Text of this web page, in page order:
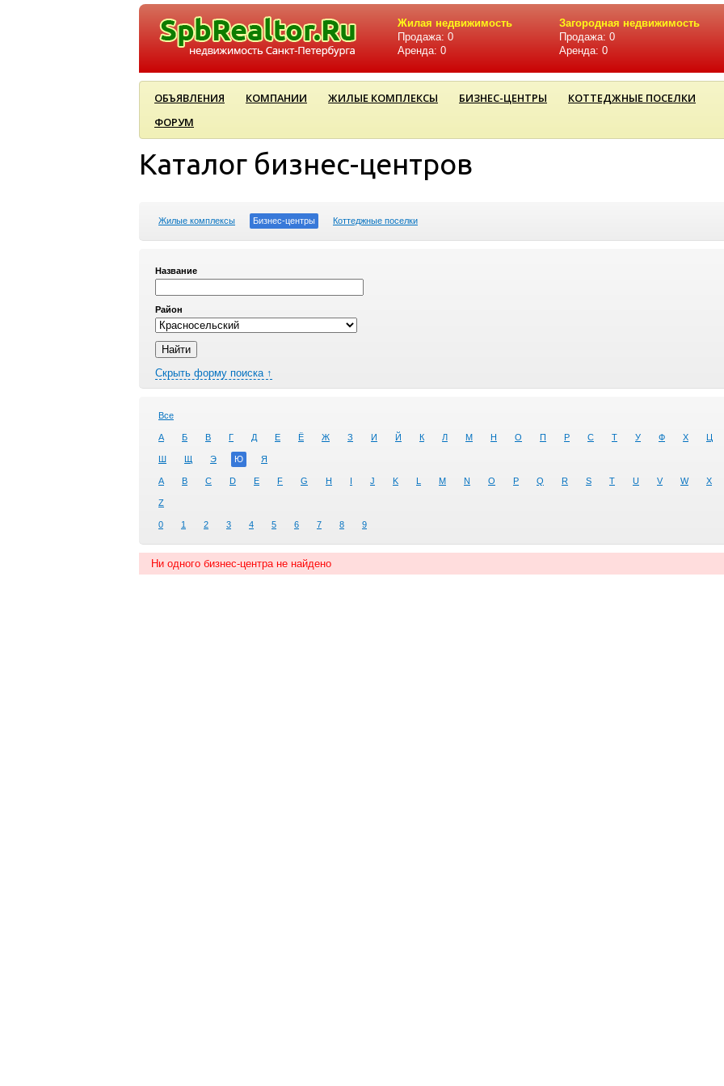
Жилая недвижимость
Продажа: 0
Аренда: 0
Загородная недвижимость
Продажа: 0
Аренда: 0
ОБЪЯВЛЕНИЯ КОМПАНИИ ЖИЛЫЕ КОМПЛЕКСЫ БИЗНЕС-ЦЕНТРЫ
КОТТЕДЖНЫЕ ПОСЕЛКИ
ФОРУМ
Каталог бизнес-центров
Жилые комплексы Бизнес-центры Коттеджные поселки
Название
Район
Скрыть форму поиска ↑
Все
А Б В Г Д Е Ё Ж З И Й К Л М Н О П Р С Т У Ф Х Ц
Ш Щ Э Ю Я
A B C D E F G H I J K L M N O P Q R S T U V W X
Z
0 1 2 3 4 5 6 7 8 9
Ни одного бизнес-центра не найдено